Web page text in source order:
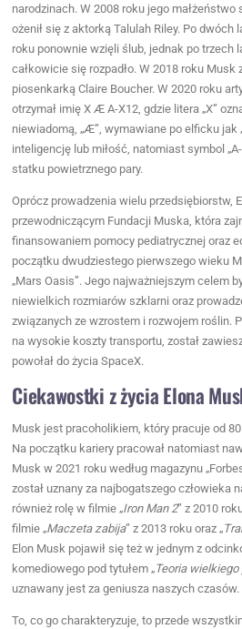
narodzinach. W 2008 roku jego małżeństwo
ożenił się z aktorką Talulah Riley. Po dwóch
roku ponownie wzięli ślub, jednak po trzech
całkowicie się rozpadło. W 2018 roku Musk
piosenkarką Claire Boucher. W 2020 roku
otrzymał imię X ​​Æ A-X12, gdzie litera „X”
niewiadomą, „Æ”, wymawiane po elficku jak
inteligencję lub miłość, natomiast symbol
statku powietrznego pary.
Oprócz prowadzenia wielu przedsiębiorstw,
przewodniczącym Fundacji Muska, która
finansowaniem pomocy pediatrycznej oraz
początku dwudziestego pierwszego wieku
„Mars Oasis”. Jego najważniejszym celem
niewielkich rozmiarów szklarni oraz
związanych ze wzrostem i rozwojem roślin.
na wysokie koszty transportu, został
powołał do życia SpaceX.
Ciekawostki z życia Elona
Musk jest pracoholikiem, który pracuje od
Na początku kariery pracował natomiast
Musk w 2021 roku według magazynu
został uznany za najbogatszego człowieka
również rolę w filmie „Iron Man 2” z 2010
filmie „Maczeta zabija” z 2013 roku oraz „
Elon Musk pojawił się też w jednym z
komediowego pod tytułem „Teoria wielkiego
uznawany jest za geniusza naszych czasów.
To, co go charakteryzuje, to przede